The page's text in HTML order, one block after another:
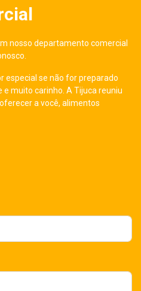
nosso departamento comercial
especial se não for preparado
muito carinho. A Tijuca reuniu
a você, alimentos